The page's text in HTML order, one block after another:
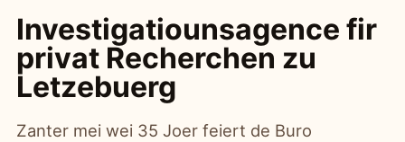
Investigatiounsagence fir
privat Recherchen zu
Letzebuerg
Zanter mei wei 35 Joer feiert de Buro